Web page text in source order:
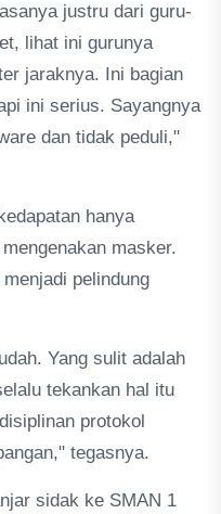
justru dari guru-
lihat ini gurunya
jaraknya. Ini bagian
ini serius. Sayangnya
dan tidak peduli,"
hanya
masker.
pelindung
Yang sulit adalah
tekankan hal itu
protokol
tegasnya.
sidak ke SMAN 1